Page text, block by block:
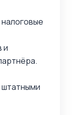
и
штатными